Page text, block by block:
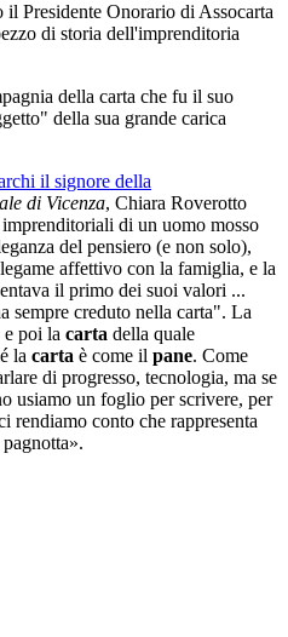
Presidente Onorario di Assocarta
di storia dell'imprenditoria
della carta che fu il suo
della sua grande carica
il signore della
di Vicenza, Chiara Roverotto
di un uomo mosso
del pensiero (e non solo),
affettivo con la famiglia, e la
il primo dei suoi valori ...
sempre creduto nella carta". La
poi la carta della quale
la carta è come il pane. Come
di progresso, tecnologia, ma se
usiamo un foglio per scrivere, per
rendiamo conto che rappresenta